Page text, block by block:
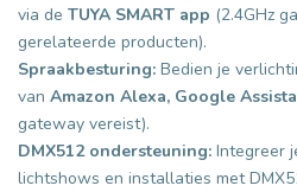
via de TUYA SMART app (2.4GHz
gerelateerde producten).
Spraakbesturing: Bedien je
van Amazon Alexa, Google
gateway vereist).
DMX512 ondersteuning: Integreer
lichtshows en installaties met